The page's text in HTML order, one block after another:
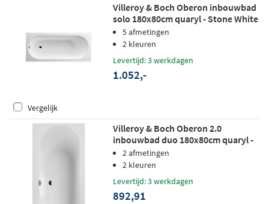
Villeroy & Boch Oberon inbouwbad
solo 180x80cm quaryl - Stone White
5 afmetingen
2 kleuren
Levertijd: 3 werkdagen
1.052,-
Vergelijk
Villeroy & Boch Oberon 2.0
inbouwbad duo 180x80cm quaryl -
wit2 afmetingen
2 kleuren
Levertijd: 3 werkdagen
892,91